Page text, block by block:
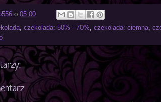
o 05:00
, czekolada: 50% - 70%, czekolada: ciemna,